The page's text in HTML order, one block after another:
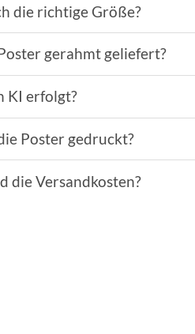
die richtige Größe?
gerahmt geliefert?
KI erfolgt?
Poster gedruckt?
die Versandkosten?